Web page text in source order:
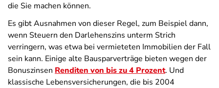
die Sie machen können.
Es gibt Ausnahmen von dieser Regel, zum Beispiel dann,
wenn Steuern den Darlehenszins unterm Strich
verringern, was etwa bei vermieteten Immobilien der Fall
sein kann. Einige alte Bausparverträge bieten wegen der
Bonuszinsen Renditen von bis zu 4 Prozent. Und
klassische Lebensversicherungen, die bis 2004